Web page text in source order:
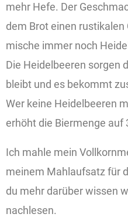
mehr Hefe. Der
dem Brot einen
mische immer noch
Die Heidelbeeren sorgen
bleibt und es bekommt
Wer keine Heidelbeeren
erhöht die Biermenge auf
Ich mahle mein
meinem Mahlaufsatz für
du mehr darüber wissen
nachlesen.